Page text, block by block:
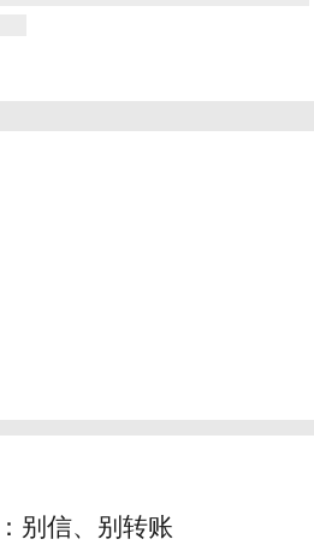
别信、别转账